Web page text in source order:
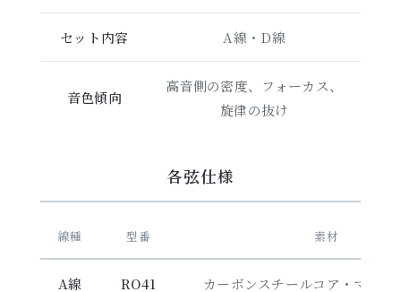
セット内容 A線・D線
音色傾向
高音側の密度、フォーカス、
旋律の抜け
各弦仕様
線種 型番 素材
A線 RO41 カーボンスチールコア・マルチ